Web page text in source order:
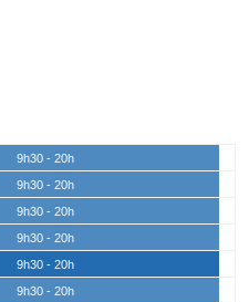
9h30 - 20h
9h30 - 20h
9h30 - 20h
9h30 - 20h
9h30 - 20h
9h30 - 20h